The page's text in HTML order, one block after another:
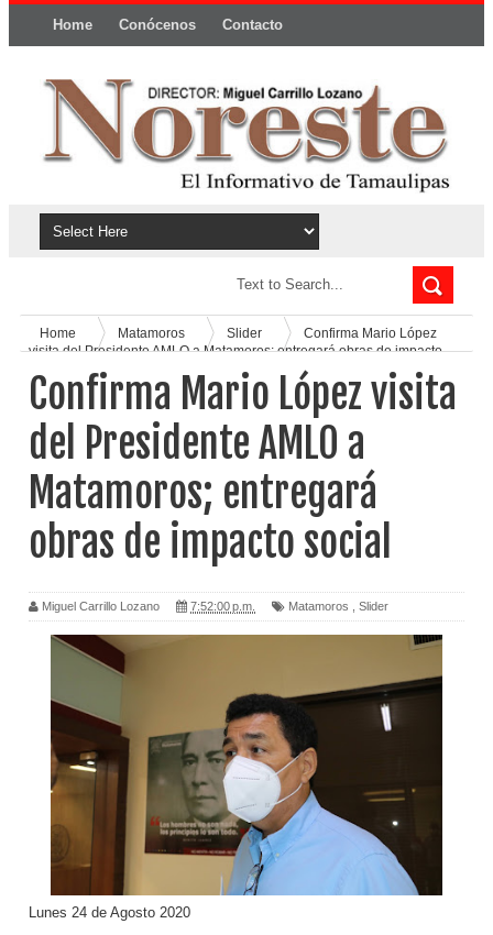
Home Conócenos Contacto
Home Matamoros Slider
Confirma Mario López
visita del Presidente AMLO a Matamoros; entregará obras de impacto
Confirma Mario López visita
del Presidente AMLO a
Matamoros; entregará
obras de impacto social
Miguel Carrillo Lozano 7:52:00 p.m. Matamoros Slider
Lunes 24 de Agosto 2020